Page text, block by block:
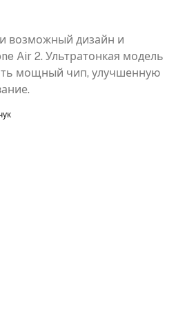
возможный дизайн и
Air 2. Ультратонкая модель
мощный чип, улучшенную